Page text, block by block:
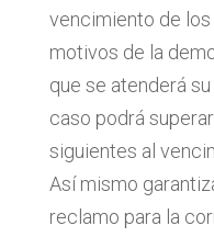
vencimiento de
motivos de la
que se atenderá
caso podrá
siguientes al
Así mismo
reclamo para la